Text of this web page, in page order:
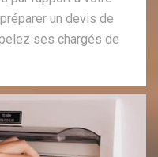
un devis de
ses chargés de